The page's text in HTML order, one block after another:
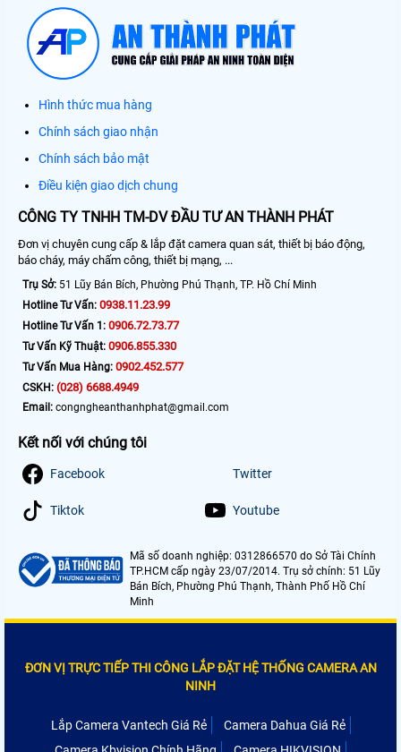
Hình thức mua hàng
Chính sách giao nhận
Chính sách bảo mật
Điều kiện giao dịch chung
CÔNG TY TNHH TM-DV ĐẦU TƯ AN THÀNH PHÁT
Đơn vị chuyên cung cấp & lắp đặt camera quan sát, thiết bị báo động,
báo cháy, máy chấm công, thiết bị mạng, ...
Trụ Sở: 51 Lũy Bán Bích, Phường Phú Thạnh, TP. Hồ Chí Minh
Hotline Tư Vấn: 0938.11.23.99
Hotline Tư Vấn 1: 0906.72.73.77
Tư Vấn Kỹ Thuật: 0906.855.330
Tư Vấn Mua Hàng: 0902.452.577
CSKH: (028) 6688.4949
Email: congngheanthanhphat@gmail.com
Kết nối với chúng tôi
Facebook Twitter
Tiktok Youtube
Mã số doanh nghiệp: 0312866570 do Sở Tài Chính
TP.HCM cấp ngày 23/07/2014. Trụ sở chính: 51 Lũy
Bán Bích, Phường Phú Thạnh, Thành Phố Hồ Chí
Minh
ĐƠN VỊ TRỰC TIẾP THI CÔNG LẮP ĐẶT HỆ THỐNG CAMERA AN
NINH
Lắp Camera Vantech Giá Rẻ
Camera Dahua Giá Rẻ